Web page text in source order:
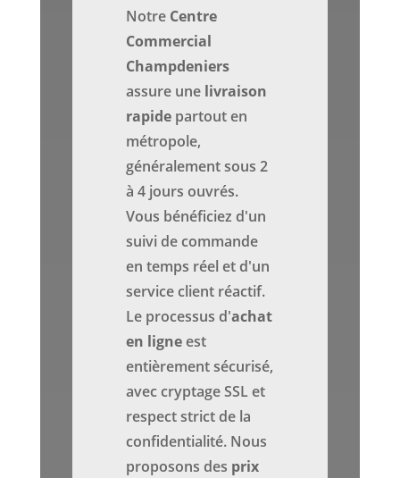
Notre Centre
Commercial
Champdeniers
assure une livraison
rapide partout en
métropole,
généralement sous 2
à 4 jours ouvrés.
Vous bénéficiez d'un
suivi de commande
en temps réel et d'un
service client réactif.
Le processus d'achat
en ligneest
entièrement sécurisé,
avec cryptage SSL et
respect strict de la
confidentialité. Nous
proposons des prix